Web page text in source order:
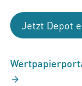
Jetzt Depot